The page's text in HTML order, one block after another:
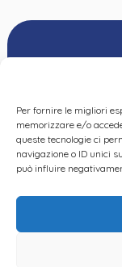
Per fornire le migliori
memorizzare e/o
queste tecnologie ci
navigazione o ID unici
può influire
Privacy Policy|
Policy|